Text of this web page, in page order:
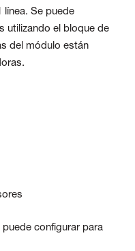
línea. Se puede
utilizando el bloque de
del módulo están
puede configurar para